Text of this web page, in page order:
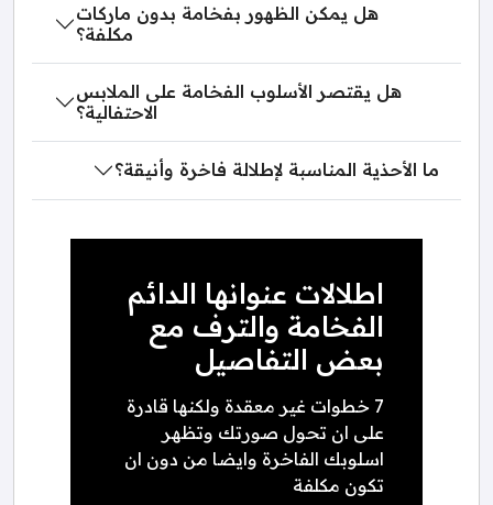
هل يمكن الظهور بفخامة بدون ماركات
مكلفة؟
هل يقتصر الأسلوب الفخامة على الملابس
الاحتفالية؟
ما الأحذية المناسبة لإطلالة فاخرة وأنيقة؟
اطلالات عنوانها الدائم
الفخامة والترف مع
بعض التفاصيل
7 خطوات غير معقدة ولكنها قادرة
على ان تحول صورتك وتظهر
اسلوبك الفاخرة وايضا من دون ان
تكون مكلفة